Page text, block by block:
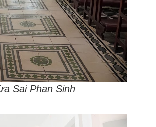
Sai Phan Sinh